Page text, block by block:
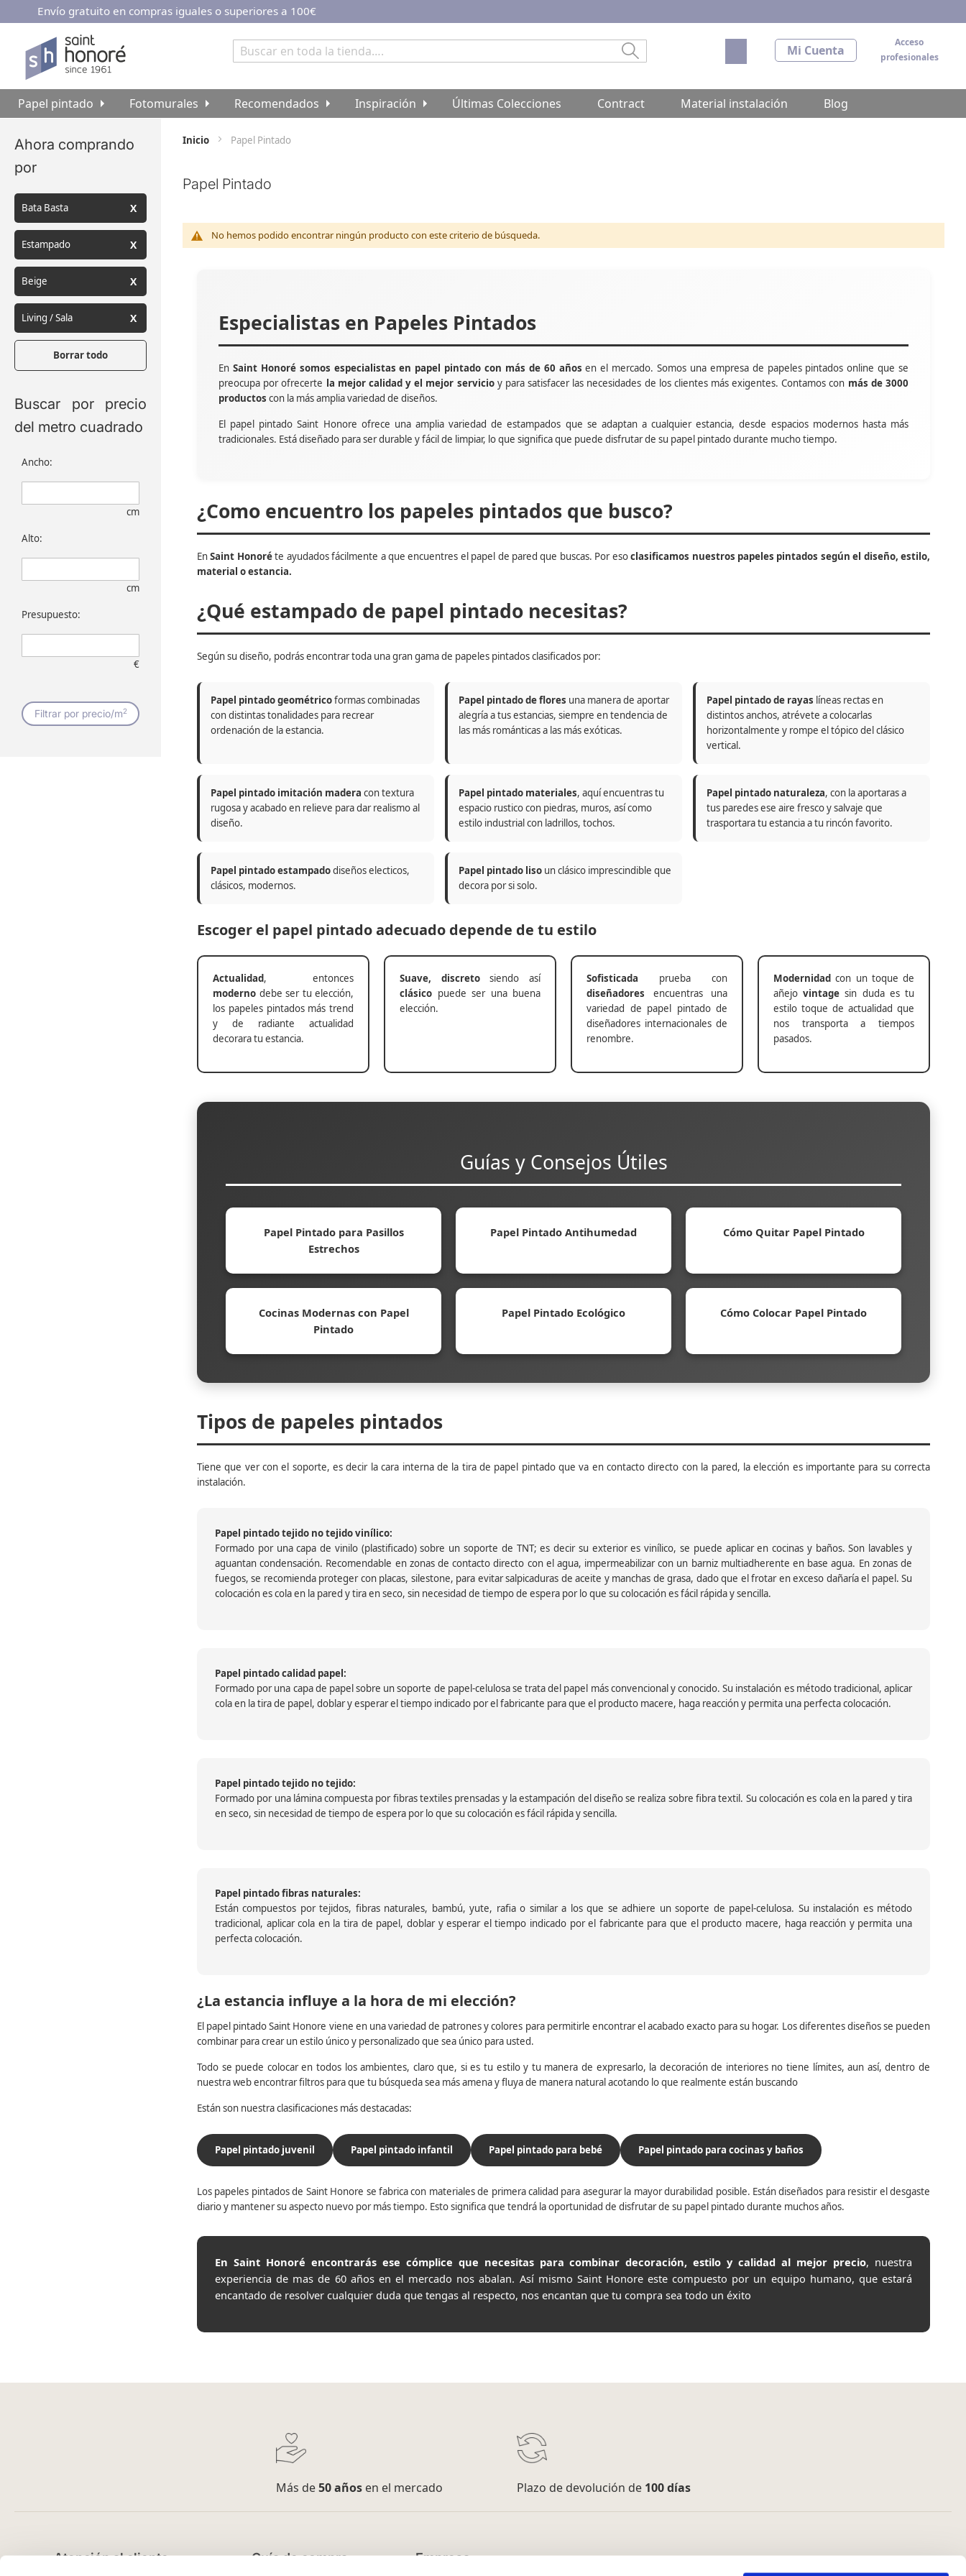
Ir
contenido
Envío gratuito en compras iguales o superiores a 100€
Acceso
profesionales
Mi Cuenta
Mi carrito
Papel pintado Fotomurales Recomendados Inspiración Últimas Colecciones Contract Material instalación Blog
Inicio Papel Pintado
Papel Pintado
No hemos podido encontrar ningún producto con este criterio de búsqueda.
Especialistas en Papeles Pintados
En Saint Honoré somos especialistas en papel pintado con más de 60 años en el mercado. Somos una empresa de papeles pintados online que se
preocupa por ofrecerte la mejor calidad y el mejor servicioy para satisfacer las necesidades de los clientes más exigentes. Contamos con más de 3000
productos con la más amplia variedad de diseños.
El papel pintado Saint Honore ofrece una amplia variedad de estampados que se adaptan a cualquier estancia, desde espacios modernos hasta más
tradicionales. Está diseñado para ser durable y fácil de limpiar, lo que significa que puede disfrutar de su papel pintado durante mucho tiempo.
¿Como encuentro los papeles pintados que busco?
EnSaint Honoréte ayudados fácilmente a que encuentres el papel de pared que buscas. Por esoclasificamos nuestros papeles pintados según el diseño, estilo,
material o estancia.
¿Qué estampado de papel pintado necesitas?
Según su diseño, podrás encontrar toda una gran gama de papeles pintados clasificados por:
Papel pintado geométricoformas combinadas
con distintas tonalidades para recrear
ordenación de la estancia.
Papel pintado de flores una manera de aportar
alegría a tus estancias, siempre en tendencia de
las más románticas a las más exóticas.
Papel pintado de rayas líneas rectas en
distintos anchos, atrévete a colocarlas
horizontalmente y rompe el tópico del clásico
vertical.
Papel pintado imitación madera con textura
rugosa y acabado en relieve para dar realismo al
diseño.
Papel pintado materiales, aquí encuentras tu
espacio rustico con piedras, muros, así como
estilo industrial con ladrillos, tochos.
Papel pintado naturaleza, con la aportaras a
tus paredes ese aire fresco y salvaje que
trasportara tu estancia a tu rincón favorito.
Papel pintado estampadodiseños electicos,
clásicos, modernos.
Papel pintado liso un clásico imprescindible que
decora por si solo.
Escoger el papel pintado adecuado depende de tu estilo
Actualidad, entonces
moderno debe ser tu elección,
los papeles pintados más trend
y de radiante actualidad
decorara tu estancia.
Suave, discretosiendo así
clásico puede ser una buena
elección.
Sofisticada prueba con
diseñadores encuentras una
variedad de papel pintado de
diseñadores internacionales de
renombre.
Modernidad con un toque de
añejovintage sin duda es tu
estilo toque de actualidad que
nos transporta a tiempos
pasados.
Guías y Consejos Útiles
Papel Pintado para Pasillos
Estrechos
Papel Pintado Antihumedad Cómo Quitar Papel Pintado
Cocinas Modernas con Papel
Pintado
Papel Pintado Ecológico Cómo Colocar Papel Pintado
Tipos de papeles pintados
Tiene que ver con el soporte, es decir la cara interna de la tira de papel pintado que va en contacto directo con la pared, la elección es importante para su correcta
instalación.
Papel pintado tejido no tejido vinílico:
Formado por una capa de vinilo (plastificado) sobre un soporte de TNT; es decir su exterior es vinílico, se puede aplicar en cocinas y baños. Son lavables y
aguantan condensación. Recomendable en zonas de contacto directo con el agua, impermeabilizar con un barniz multiadherente en base agua. En zonas de
fuegos, se recomienda proteger con placas, silestone, para evitar salpicaduras de aceite y manchas de grasa, dado que el frotar en exceso dañaría el papel. Su
colocación es cola en la pared y tira en seco, sin necesidad de tiempo de espera por lo que su colocación es fácil rápida y sencilla.
Papel pintado calidad papel:
Formado por una capa de papel sobre un soporte de papel-celulosa se trata del papel más convencional y conocido. Su instalación es método tradicional, aplicar
cola en la tira de papel, doblar y esperar el tiempo indicado por el fabricante para que el producto macere, haga reacción y permita una perfecta colocación.
Papel pintado tejido no tejido:
Formado por una lámina compuesta por fibras textiles prensadas y la estampación del diseño se realiza sobre fibra textil. Su colocación es cola en la pared y tira
en seco, sin necesidad de tiempo de espera por lo que su colocación es fácil rápida y sencilla.
Papel pintado fibras naturales:
Están compuestos por tejidos, fibras naturales, bambú, yute, rafia o similar a los que se adhiere un soporte de papel-celulosa. Su instalación es método
tradicional, aplicar cola en la tira de papel, doblar y esperar el tiempo indicado por el fabricante para que el producto macere, haga reacción y permita una
perfecta colocación.
¿La estancia influye a la hora de mi elección?
El papel pintado Saint Honore viene en una variedad de patrones y colores para permitirle encontrar el acabado exacto para su hogar. Los diferentes diseños se pueden
combinar para crear un estilo único y personalizado que sea único para usted.
Todo se puede colocar en todos los ambientes, claro que, si es tu estilo y tu manera de expresarlo, la decoración de interiores no tiene límites, aun así, dentro de
nuestra web encontrar filtros para que tu búsqueda sea más amena y fluya de manera natural acotando lo que realmente están buscando
Están son nuestra clasificaciones más destacadas:
Papel pintado juvenil Papel pintado infantil Papel pintado para bebé Papel pintado para cocinas y baños
Los papeles pintados de Saint Honore se fabrica con materiales de primera calidad para asegurar la mayor durabilidad posible. Están diseñados para resistir el desgaste
diario y mantener su aspecto nuevo por más tiempo. Esto significa que tendrá la oportunidad de disfrutar de su papel pintado durante muchos años.
En Saint Honoré encontrarás ese cómplice que necesitas para combinar decoración, estilo y calidad al mejor precio, nuestra
experiencia de mas de 60 años en el mercado nos abalan. Así mismo Saint Honore este compuesto por un equipo humano, que estará
encantado de resolver cualquier duda que tengas al respecto, nos encantan que tu compra sea todo un éxito
Buscar por precio
del metro cuadrado
Ancho:
cm
Alto:
cm
Presupuesto:
€
Filtrar por precio/m2
Ahora comprando
por
Bata Basta
Estampado
Beige
Living / Sala
Borrar todo
Más de50 añosen el mercado Plazo de devolución de 100 días
Atención al cliente Guía de compra Empresa